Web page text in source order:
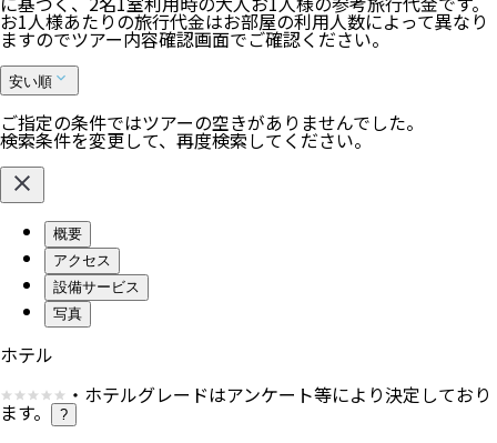
お1人様あたりの旅行代金はお部屋の利用人数によって異なり
ますのでツアー内容確認画面でご確認ください。
安い順
ご指定の条件ではツアーの空きがありませんでした。
検索条件を変更して、再度検索してください。
概要
アクセス
設備サービス
写真
ホテル
・ホテルグレードはアンケート等により決定しており
ます。 ?